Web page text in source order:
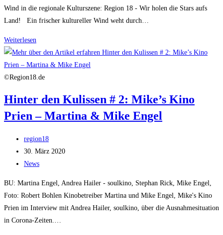
Wind in die regionale Kulturszene: Region 18 - Wir holen die Stars aufs
Land! Ein frischer kultureller Wind weht durch…
Weiterlesen
Journal
–
Region18!
©Region18.de
Hinter den Kulissen # 2: Mike’s Kino
Prien – Martina & Mike Engel
Beitrags-
Autor:
region18
Beitrag
veröffentlicht:
30. März 2020
Beitrags-
News
BU: Martina Engel, Andrea Hailer - soulkino, Stephan Rick, Mike Engel,
Foto: Robert Bohlen Kinobetreiber Martina und Mike Engel, Mike's Kino
Prien im Interview mit Andrea Hailer, soulkino, über die Ausnahmesituation
in Corona-Zeiten.…